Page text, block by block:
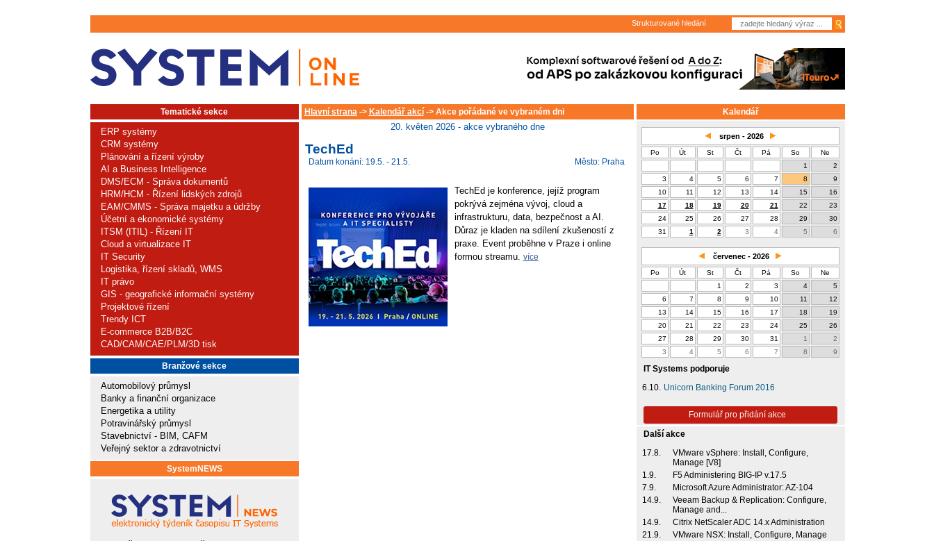
Strukturované hledání
Tematické sekce
ERP systémy
CRM systémy
Plánování a řízení výroby
AI a Business Intelligence
DMS/ECM - Správa dokumentů
HRM/HCM - Řízení lidských zdrojů
EAM/CMMS - Správa majetku a údržby
Účetní a ekonomické systémy
ITSM (ITIL) - Řízení IT
Cloud a virtualizace IT
IT Security
Logistika, řízení skladů, WMS
IT právo
GIS - geografické informační systémy
Projektové řízení
Trendy ICT
E-commerce B2B/B2C
CAD/CAM/CAE/PLM/3D tisk
Branžové sekce
Automobilový průmysl
Banky a finanční organizace
Energetika a utility
Potravinářský průmysl
Stavebnictví - BIM, CAFM
Veřejný sektor a zdravotnictví
SystemNEWS
Hlavní strana-> Kalendář akcí-> Akce pořádané ve vybraném dni
20. květen 2026 - akce vybraného dne
TechEd
Datum konání: 19.5. - 21.5. Město: Praha
TechEd je konference, jejíž program
pokrývá zejména vývoj, cloud a
infrastrukturu, data, bezpečnost a AI.
Důraz je kladen na sdílení zkušeností z
praxe. Event proběhne v Praze i online
formou streamu. více
Kalendář
srpen - 2026
Po Út St Čt Pá So
Ne
1
2
3
4 5 6 7 8
9
10
11 12 13 14 15
16
17
18 19 20 21 22
23
24
25 26 27 28 29
30
31
1 2 3 4 5 6
červenec - 2026
Po Út St Čt Pá So
Ne
1
2 3 4
5
6
7 8 9 10 11
12
13
14 15 16 17 18
19
20
21 22 23 24 25
26
27
28 29 30 31 1
2
3
4 5 6 7 8 9
IT Systems podporuje
6.10. Unicorn Banking Forum 2016
Formulář pro přidání akce
Další akce
17.8.
VMware vSphere: Install, Configure,
Manage [V8]
1.9.
F5 Administering BIG-IP v.17.5
7.9.
Microsoft Azure Administrator: AZ-104
14.9.
Veeam Backup & Replication: Configure,
Manage and...
14.9.
Citrix NetScaler ADC 14.x Administration
21.9.
VMware NSX: Install, Configure, Manage